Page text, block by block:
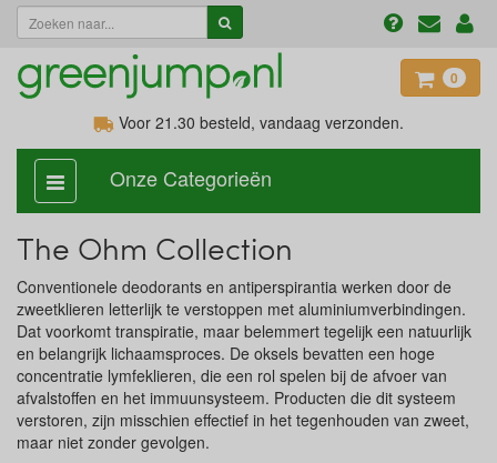
0
Voor 21.30 besteld, vandaag verzonden.
categorie
aan,
Onze Categorieën
The Ohm Collection
Conventionele deodorants en antiperspirantia werken door de
zweetklieren letterlijk te verstoppen met aluminiumverbindingen.
Dat voorkomt transpiratie, maar belemmert tegelijk een natuurlijk
en belangrijk lichaamsproces. De oksels bevatten een hoge
concentratie lymfeklieren, die een rol spelen bij de afvoer van
afvalstoffen en het immuunsysteem. Producten die dit systeem
verstoren, zijn misschien effectief in het tegenhouden van zweet,
maar niet zonder gevolgen.